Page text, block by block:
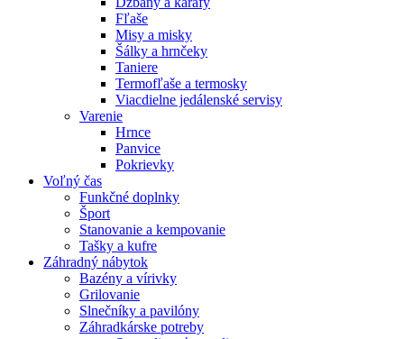
Fľaše
Misy a misky
Šálky a hrnčeky
Taniere
Termofľaše a termosky
Viacdielne jedálenské servisy
Varenie
Hrnce
Panvice
Pokrievky
Voľný čas
Funkčné doplnky
Šport
Stanovanie a kempovanie
Tašky a kufre
Záhradný nábytok
Bazény a vírivky
Grilovanie
Slnečníky a pavilóny
Záhradkárske potreby